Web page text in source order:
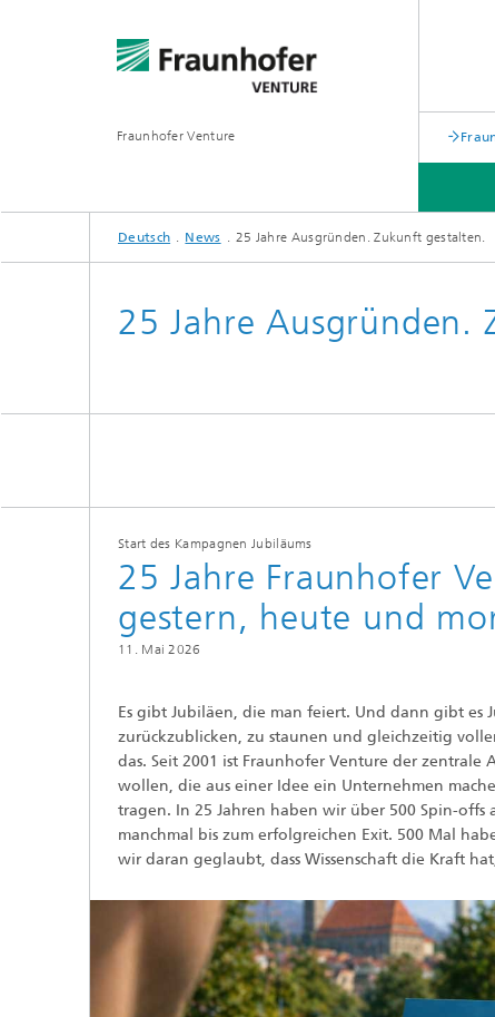
Fraunhofer Venture
Deutsch News 25 Jahre Ausgründen. Zukunft gestalten.
25 Jahre Ausgründen.
Start des Kampagnen Jubiläums
25 Jahre Fraunhofer
gestern, heute und
11. Mai 2026
Es gibt Jubiläen, die man feiert. Und dann gibt
zurückzublicken, zu staunen und gleichzeitig
das. Seit 2001 ist Fraunhofer Venture der
wollen, die aus einer Idee ein Unternehmen
tragen. In 25 Jahren haben wir über 500 Spin-
manchmal bis zum erfolgreichen Exit. 500 Mal
wir daran geglaubt, dass Wissenschaft die Kraft